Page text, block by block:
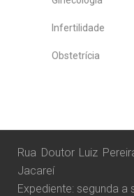
Infertilidade
Obstetrícia
Rua Doutor Luiz
Jacareí
Expediente: segunda a